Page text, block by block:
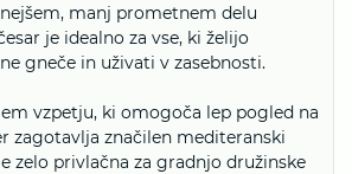
manj prometnem delu
je idealno za vse, ki želijo
gneče in uživati v zasebnosti.
vzpetju, ki omogoča lep pogled na
zagotavlja značilen mediteranski
zelo privlačna za gradnjo družinske